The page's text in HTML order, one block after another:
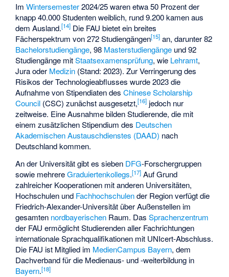
ImWintersemester2024/25 waren etwa 50 Prozent der
knapp 40.000 Studenten weiblich, rund 9.200 kamen aus
dem Ausland.[14] Die FAU bietet ein breites
Fächerspektrum von 272 Studiengängen[15] an, darunter 82
Bachelorstudiengänge, 98 Masterstudiengänge und 92
Studiengänge mitStaatsexamensprüfung, wie Lehramt,
Jura oder Medizin (Stand: 2023). Zur Verringerung des
Risikos der Technologieabflusses wurde 2023 die
Aufnahme von Stipendiaten desChinese Scholarship
Council (CSC) zunächst ausgesetzt,[16] jedoch nur
zeitweise. Eine Ausnahme bilden Studierende, die mit
einem zusätzlichen Stipendium des Deutschen
Akademischen Austauschdienstes (DAAD) nach
Deutschland kommen.
An der Universität gibt es sieben DFG-Forschergruppen
sowie mehrereGraduiertenkollegs.[17] Auf Grund
zahlreicher Kooperationen mit anderen Universitäten,
Hochschulen und Fachhochschulender Region verfügt die
Friedrich-Alexander-Universität über Außenstellen im
gesamten nordbayerischen Raum. DasSprachenzentrum
der FAU ermöglicht Studierenden aller Fachrichtungen
internationale Sprachqualifikationen mit UNIcert-Abschluss.
Die FAU ist Mitglied im MedienCampus Bayern, dem
Dachverband für die Medienaus- und -weiterbildung in
Bayern.[18]